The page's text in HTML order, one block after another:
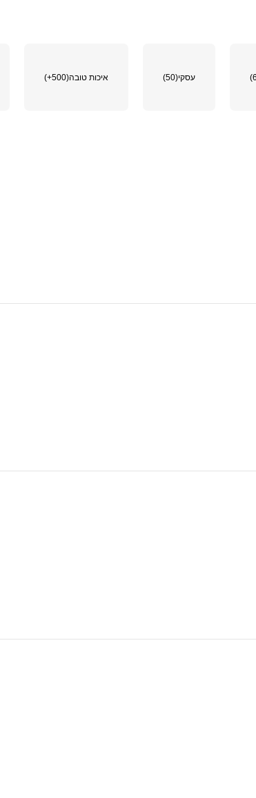
עסקי(50) איכות טובה(500+)